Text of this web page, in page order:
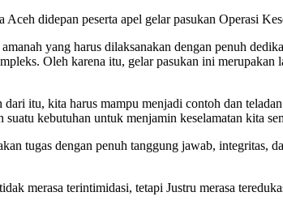
didepan peserta apel gelar pasukan Operasi
yang harus dilaksanakan dengan penuh
Oleh karena itu, gelar pasukan ini
itu, kita harus mampu menjadi contoh dan
kebutuhan untuk menjamin keselamatan kita
tugas dengan penuh tanggung jawab, integritas,
merasa terintimidasi, tetapi Justru merasa